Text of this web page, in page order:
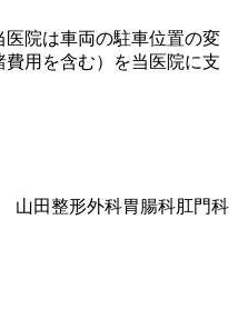
院は車両の駐車位置の変
用を含む）を当医院に支
山田整形外科胃腸科肛門科